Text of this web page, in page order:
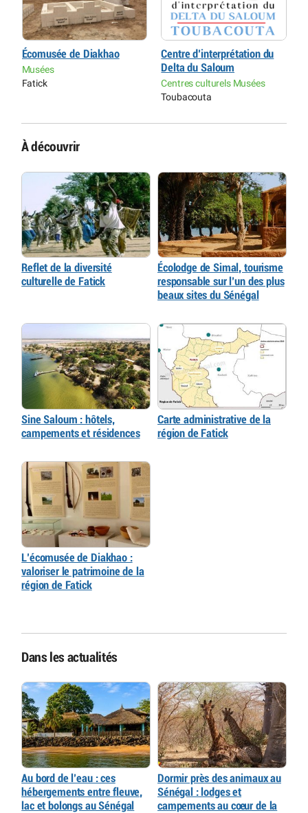
Écomusée de Diakhao
Musées
Fatick
Centre d’interprétation du
Delta du Saloum
Centres culturels Musées
Toubacouta
À découvrir
Reflet de la diversité
culturelle de Fatick
Écolodge de Simal, tourisme
responsable sur l’un des plus
beaux sites du Sénégal
Sine Saloum : hôtels,
campements et résidences
Carte administrative de la
région de Fatick
L’écomusée de Diakhao :
valoriser le patrimoine de la
région de Fatick
Dans les actualités
Au bord de l’eau : ces
hébergements entre fleuve,
lac et bolongs au Sénégal
Dormir près des animaux au
Sénégal : lodges et
campements au cœur de la